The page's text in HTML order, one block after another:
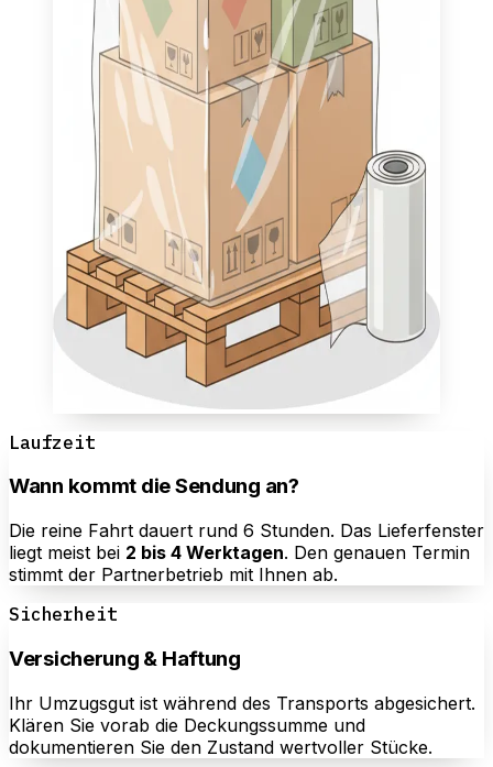
Laufzeit
Wann kommt die Sendung an?
Die reine Fahrt dauert rund 6 Stunden. Das Lieferfenster
liegt meist bei 2 bis 4 Werktagen. Den genauen Termin
stimmt der Partnerbetrieb mit Ihnen ab.
Sicherheit
Versicherung & Haftung
Ihr Umzugsgut ist während des Transports abgesichert.
Klären Sie vorab die Deckungssumme und
dokumentieren Sie den Zustand wertvoller Stücke.